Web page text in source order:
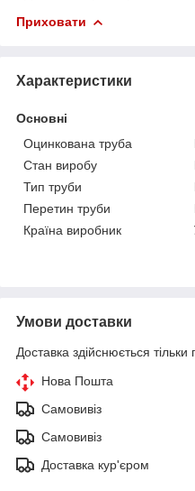
Приховати
Характеристики
Основні
Оцинкована труба
Стан виробу
Тип труби
Перетин труби
Країна виробник
Умови доставки
Доставка здійснюється тільки
Нова Пошта
Самовивіз
Самовивіз
Доставка кур'єром